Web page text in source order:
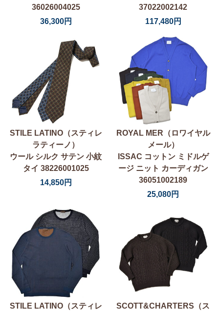
36026004025
36,300円
37022002142
117,480円
STILE LATINO（スティレ
ラティーノ）
ウール シルク サテン 小紋
タイ 38226001025
14,850円
ROYAL MER（ロワイヤル
メール）
ISSAC コットン ミドルゲ
ージ ニット カーディガン
36051002189
25,080円
STILE LATINO（スティレ
SCOTT&CHARTERS（ス